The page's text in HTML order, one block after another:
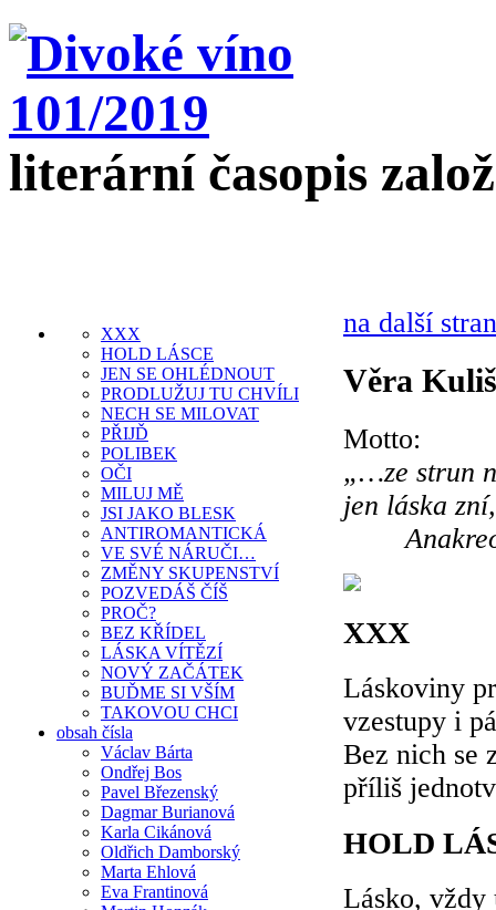
literární časopis
XXX
HOLD LÁSCE
JEN SE OHLÉDNOUT
PRODLUŽUJ TU CHVÍLI
NECH SE MILOVAT
PŘIJĎ
POLIBEK
OČI
MILUJ MĚ
JSI JAKO BLESK
ANTIROMANTICKÁ
VE SVÉ NÁRUČI…
ZMĚNY SKUPENSTVÍ
POZVEDÁŠ ČÍŠ
PROČ?
BEZ KŘÍDEL
LÁSKA VÍTĚZÍ
NOVÝ ZAČÁTEK
BUĎME SI VŠÍM
TAKOVOU CHCI
obsah čísla
Václav Bárta
Ondřej Bos
Pavel Březenský
Dagmar Burianová
Karla Cikánová
Oldřich Damborský
Marta Ehlová
Eva Frantinová
na další
Věra
Motto:
„…ze strun
jen láska
XXX
Láskoviny
vzestupy i
Bez nich se
příliš
HOLD
Lásko, vždy